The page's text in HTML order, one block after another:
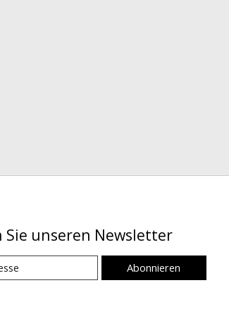
Sie unseren Newsletter
Abonnieren